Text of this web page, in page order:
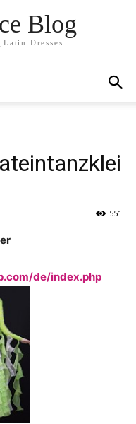
Blog
Dresses
551
de/index.php